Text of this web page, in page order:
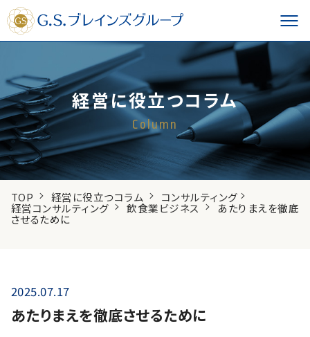
経営に役立つコラム
Column
TOP 経営に役立つコラム コンサルティング
経営コンサルティング 飲食業ビジネス あたりまえを徹底
させるために
2025.07.17
あたりまえを徹底させるために